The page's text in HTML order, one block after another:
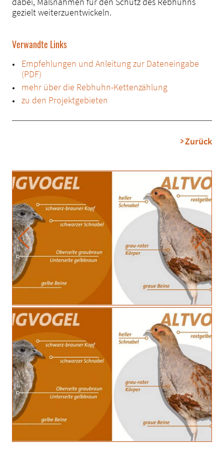
gezielt weiterzuentwickeln.
Verwandte Links
Empfehlungen und Anleitung zur Dateneingabe
(PDF)
mehr über die Rebhuhn-Kettenzählung
zu den Projektgebieten
Zurück